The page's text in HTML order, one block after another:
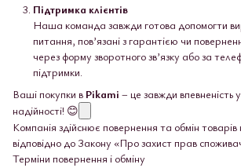
Підтримка клієнтів
Наша команда завжди готова допомогти
питання, пов’язані з гарантією чи
через форму зворотного зв’язку або за
підтримки.
Ваші покупки в Pikami – це завжди впевненість
надійності! 😊
Компанія здійснює повернення та обмін товарів
відповідно до Закону «Про захист прав
Терміни повернення і обміну